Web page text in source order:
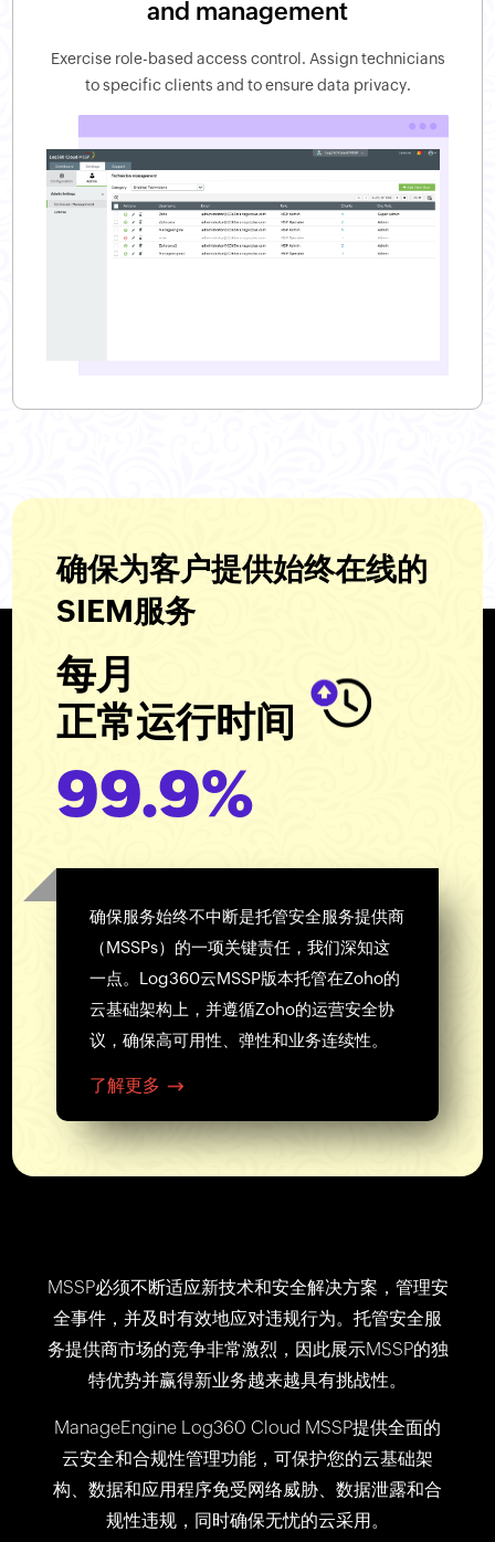
and management
Exercise role-based access control. Assign technicians
to specific clients and to ensure data privacy.
确保为客户提供始终在线的
SIEM服务
每月
正常运行时间
99.9%
确保服务始终不中断是托管安全服务提供商
（MSSPs）的一项关键责任，我们深知这
一点。Log360云MSSP版本托管在Zoho的
云基础架构上，并遵循Zoho的运营安全协
议，确保高可用性、弹性和业务连续性。
了解更多
MSSP必须不断适应新技术和安全解决方案，管理安
全事件，并及时有效地应对违规行为。托管安全服
务提供商市场的竞争非常激烈，因此展示MSSP的独
特优势并赢得新业务越来越具有挑战性。
ManageEngine Log360 Cloud MSSP提供全面的
云安全和合规性管理功能，可保护您的云基础架
构、数据和应用程序免受网络威胁、数据泄露和合
规性违规，同时确保无忧的云采用。